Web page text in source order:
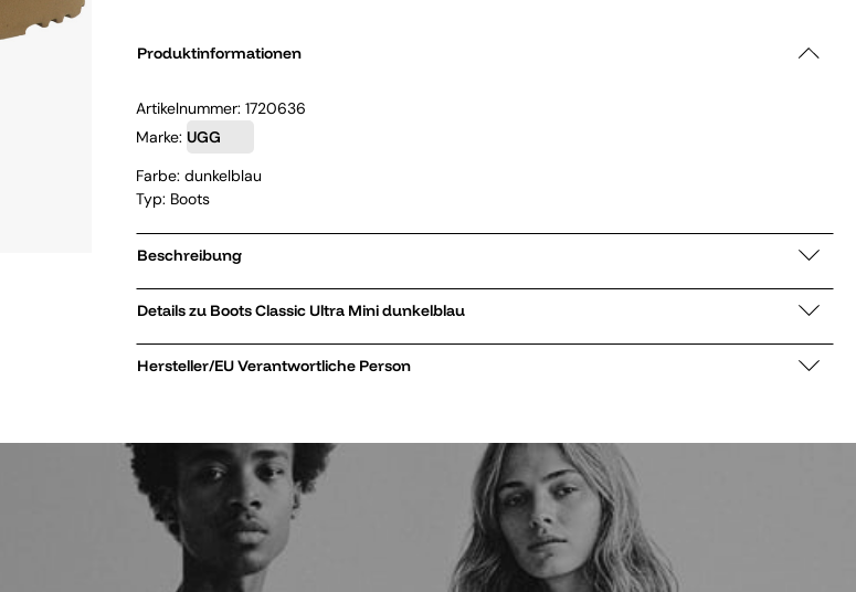
Produktinformationen
Artikelnummer: 1720636
Marke: UGG
Farbe: dunkelblau
Typ: Boots
Beschreibung
Details zu Boots Classic Ultra Mini dunkelblau
Hersteller/EU Verantwortliche Person